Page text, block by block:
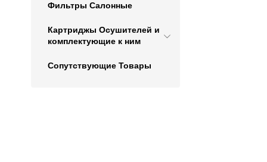
Фильтры Салонные
Картриджы Осушителей и
комплектующие к ним
Сопутствующие Товары